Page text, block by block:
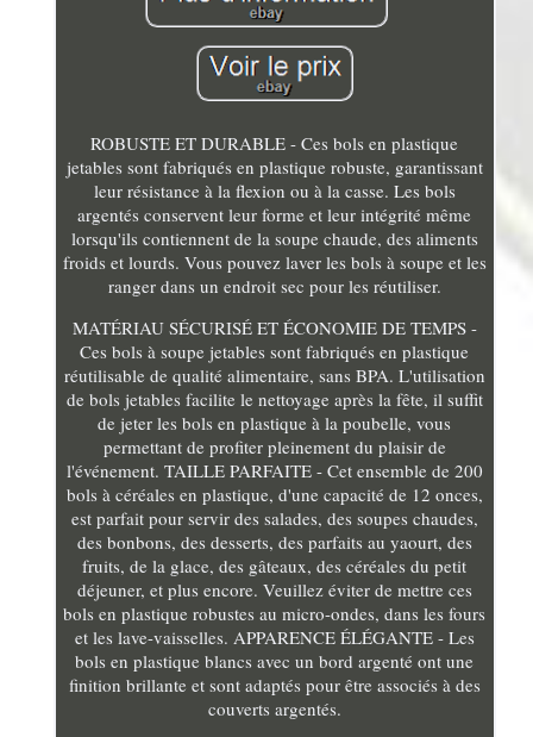
ROBUSTE ET DURABLE - Ces bols en plastique
jetables sont fabriqués en plastique robuste, garantissant
leur résistance à la flexion ou à la casse. Les bols
argentés conservent leur forme et leur intégrité même
lorsqu'ils contiennent de la soupe chaude, des aliments
froids et lourds. Vous pouvez laver les bols à soupe et les
ranger dans un endroit sec pour les réutiliser.
MATÉRIAU SÉCURISÉ ET ÉCONOMIE DE TEMPS -
Ces bols à soupe jetables sont fabriqués en plastique
réutilisable de qualité alimentaire, sans BPA. L'utilisation
de bols jetables facilite le nettoyage après la fête, il suffit
de jeter les bols en plastique à la poubelle, vous
permettant de profiter pleinement du plaisir de
l'événement. TAILLE PARFAITE - Cet ensemble de 200
bols à céréales en plastique, d'une capacité de 12 onces,
est parfait pour servir des salades, des soupes chaudes,
des bonbons, des desserts, des parfaits au yaourt, des
fruits, de la glace, des gâteaux, des céréales du petit
déjeuner, et plus encore. Veuillez éviter de mettre ces
bols en plastique robustes au micro-ondes, dans les fours
et les lave-vaisselles. APPARENCE ÉLÉGANTE - Les
bols en plastique blancs avec un bord argenté ont une
finition brillante et sont adaptés pour être associés à des
couverts argentés.